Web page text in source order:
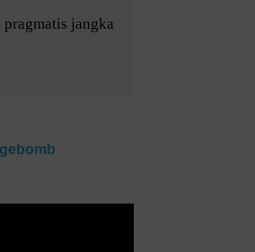
jangka